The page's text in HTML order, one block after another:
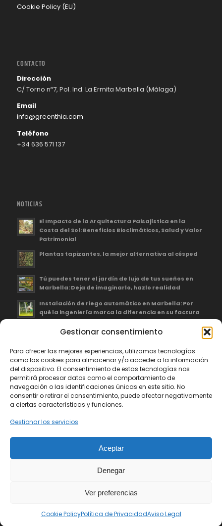
Gestionar consentimiento
Para ofrecer las mejores experiencias, utilizamos tecnologías
como las cookies para almacenar y/o acceder a la información
del dispositivo. El consentimiento de estas tecnologías nos
permitirá procesar datos como el comportamiento de
navegación o las identificaciones únicas en este sitio. No
consentir o retirar el consentimiento, puede afectar negativamente
a ciertas características y funciones.
Gestionar los servicios
Aceptar
Denegar
Ver preferencias
Cookie PolicyPolítica de PrivacidadAviso Legal
Cookie Policy (EU)
CONTACTO
Dirección
C/ Torno nº7, Pol. Ind. La Ermita Marbella (Málaga)
Email
info@greenthia.com
Teléfono
+34 636 571 137
NOTICIAS
El Impacto de la Arquitectura Paisajística en la
Costa del Sol: Beneficios Bioclimáticos, Salud y Valor
Patrimonial
Plantas tapizantes, la mejor alternativa al césped
Tú puedes tener el jardín de lujo de tus sueños en
Marbella: Deja de imaginarlo, hazlo realidad
Instalación de riego automático en Marbella: Por
qué la ingeniería marca la diferencia en su factura
Greenthia Servicios Integrales, S.L., ha recibido una subvención de
la Consejería de Empleo, Empresa y Trabajo Autónomo de la Junta
de Andalucía, financiada por la Unión Europea con cargo al
Programa FSE+ Andalucía 2021-2027, enmarcada en el Programa
Emplea-T, para la inserción laboral y el fomento de la contratación
Línea 2. Incentivo a la segunda o sucesivas contrataciones
autónomas, y a cualquier contratación indefinida ordinaria por
© Copyright - Greenthia